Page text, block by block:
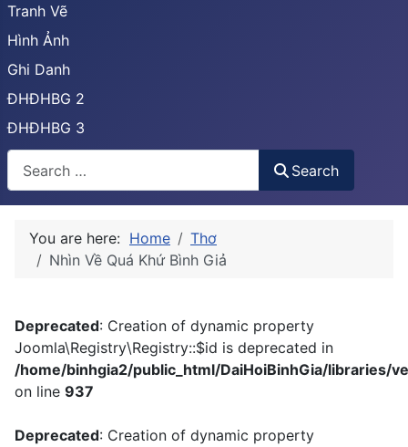
Tranh Vẽ
Hình Ảnh
Ghi Danh
ĐHĐHBG 2
ĐHĐHBG 3
Search
You are here: Home
Thơ
Nhìn Về Quá Khứ Bình Giả
Deprecated: Creation of dynamic property
Joomla\Registry\Registry::$id is deprecated in
/home/binhgia2/public_html/DaiHoiBinhGia/libraries/
on line 937
Deprecated: Creation of dynamic property